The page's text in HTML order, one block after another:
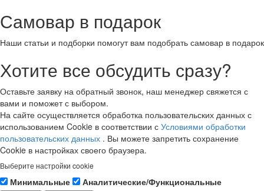
Самовар в подарок
Наши статьи и подборки помогут вам подобрать самовар в подарок
Хотите все обсудить сразу?
Оставьте заявку на обратный звонок, наш менеджер свяжется с
вами и поможет с выбором.
На сайте осуществляется обработка пользовательских данных с
использованием Cookie в соответствии с Условиями обработки
пользовательских данных . Вы можете запретить сохранение
Cookie в настройках своего браузера.
Выберите настройки cookie
Минимальные
Аналитические/Функциональные